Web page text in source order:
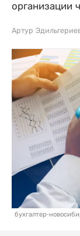
организации
Артур
бухгалтер-